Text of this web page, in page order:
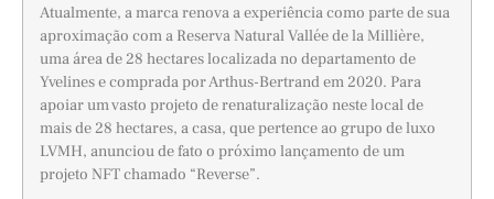
Atualmente, a marca renova a experiência como parte de sua
aproximação com a Reserva Natural Vallée de la Millière,
uma área de 28 hectares localizada no departamento de
Yvelines e comprada por Arthus-Bertrand em 2020. Para
apoiar um vasto projeto de renaturalização neste local de
mais de 28 hectares, a casa, que pertence ao grupo de luxo
LVMH, anunciou de fato o próximo lançamento de um
projeto NFT chamado “Reverse”.